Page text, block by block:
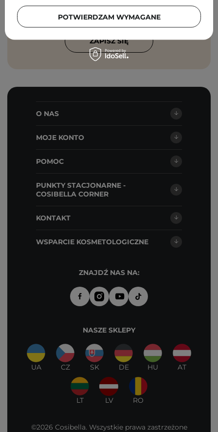
przetwarzanie moich danych przez
Cosibella sp. z o.o, zgodnie zpolityką
ZAPISZ SIĘ
O NAS
MOJE KONTO
POMOC
PUNKTY STACJONARNE -
COSIBELLA CORNER
KONTAKT
WSPARCIE KOSMETOLOGICZNE
ZNAJDŹ NAS NA:
NASZE SKLEPY
UA CZ SK DE HU AT
LT LV RO
©2026 Cosibella. Wszystkie prawa zastrzeżone
POTWIERDZAM WYMAGANE